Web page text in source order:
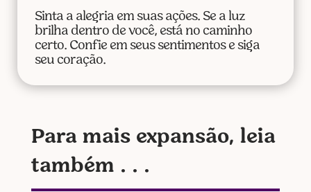
Sinta a alegria em suas ações. Se a luz
brilha dentro de você, está no caminho
certo. Confie em seus sentimentos e siga
seu coração.
Para mais expansão, leia
também . . .